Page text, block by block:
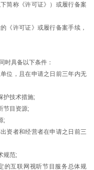
简称《许可证》）或履行备案
《许可证》或履行备案手续，
时具备以下条件：
位，且在申请之日前三年内无
护技术措施;
节目资源;
;
资者和经营者在申请之日前三
规范;
的互联网视听节目服务总体规